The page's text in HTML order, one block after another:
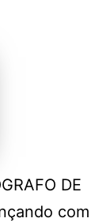
DE
com